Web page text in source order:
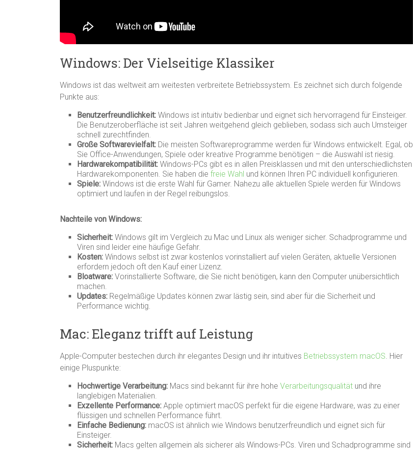
Windows: Der Vielseitige Klassiker
Windows ist das weltweit am weitesten verbreitete Betriebssystem. Es zeichnet sich durch folgende
Punkte aus:
Benutzerfreundlichkeit: Windows ist intuitiv bedienbar und eignet sich hervorragend für Einsteiger.
Die Benutzeroberfläche ist seit Jahren weitgehend gleich geblieben, sodass sich auch Umsteiger
schnell zurechtfinden.
Große Softwarevielfalt: Die meisten Softwareprogramme werden für Windows entwickelt. Egal, ob
Sie Office-Anwendungen, Spiele oder kreative Programme benötigen – die Auswahl ist riesig.
Hardwarekompatibilität: Windows-PCs gibt es in allen Preisklassen und mit den unterschiedlichsten
Hardwarekomponenten. Sie haben die freie Wahl und können Ihren PC individuell konfigurieren.
Spiele: Windows ist die erste Wahl für Gamer. Nahezu alle aktuellen Spiele werden für Windows
optimiert und laufen in der Regel reibungslos.
Nachteile von Windows:
Sicherheit: Windows gilt im Vergleich zu Mac und Linux als weniger sicher. Schadprogramme und
Viren sind leider eine häufige Gefahr.
Kosten: Windows selbst ist zwar kostenlos vorinstalliert auf vielen Geräten, aktuelle Versionen
erfordern jedoch oft den Kauf einer Lizenz.
Bloatware: Vorinstallierte Software, die Sie nicht benötigen, kann den Computer unübersichtlich
machen.
Updates: Regelmäßige Updates können zwar lästig sein, sind aber für die Sicherheit und
Performance wichtig.
Mac: Eleganz trifft auf Leistung
Apple-Computer bestechen durch ihr elegantes Design und ihr intuitives Betriebssystem macOS. Hier
einige Pluspunkte:
Hochwertige Verarbeitung: Macs sind bekannt für ihre hohe Verarbeitungsqualität und ihre
langlebigen Materialien.
Exzellente Performance: Apple optimiert macOS perfekt für die eigene Hardware, was zu einer
flüssigen und schnellen Performance führt.
Einfache Bedienung: macOS ist ähnlich wie Windows benutzerfreundlich und eignet sich für
Einsteiger.
Sicherheit: Macs gelten allgemein als sicherer als Windows-PCs. Viren und Schadprogramme sind